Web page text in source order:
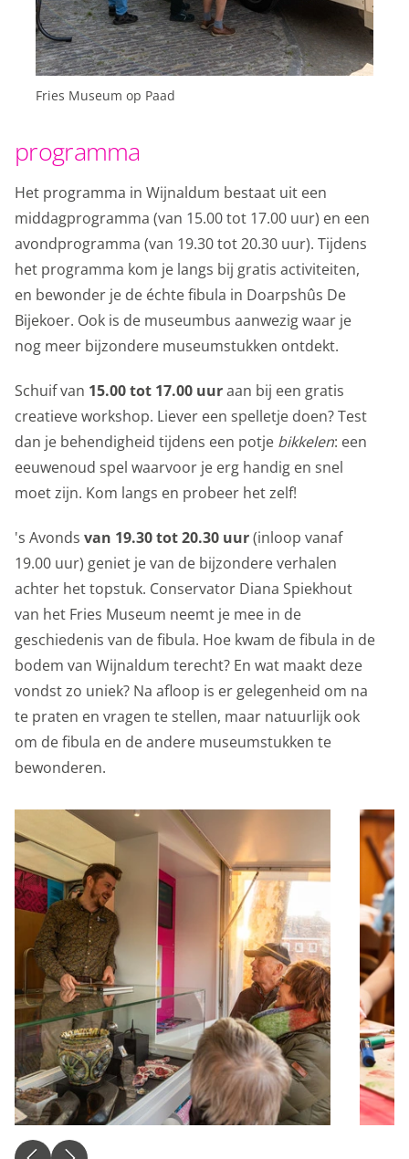
Fries Museum op Paad
programma
Het programma in Wijnaldum bestaat uit een
middagprogramma (van 15.00 tot 17.00 uur) en een
avondprogramma (van 19.30 tot 20.30 uur). Tijdens
het programma kom je langs bij gratis activiteiten,
en bewonder je de échte fibula in Doarpshûs De
Bijekoer. Ook is de museumbus aanwezig waar je
nog meer bijzondere museumstukken ontdekt.
Schuif van 15.00 tot 17.00 uuraan bij een gratis
creatieve workshop. Liever een spelletje doen? Test
dan je behendigheid tijdens een potje bikkelen: een
eeuwenoud spel waarvoor je erg handig en snel
moet zijn. Kom langs en probeer het zelf!
's Avonds van 19.30 tot 20.30 uur(inloop vanaf
19.00 uur) geniet je van de bijzondere verhalen
achter het topstuk. Conservator Diana Spiekhout
van het Fries Museum neemt je mee in de
geschiedenis van de fibula. Hoe kwam de fibula in de
bodem van Wijnaldum terecht? En wat maakt deze
vondst zo uniek? Na afloop is er gelegenheid om na
te praten en vragen te stellen, maar natuurlijk ook
om de fibula en de andere museumstukken te
bewonderen.
gerelateerd aan analyse, bijvoorbeeld bezoekduur.
Analytische cookies
Marketing cookies
sturen waar je ook écht op zit te wachten. Die
bekijkt of op jouw persoonlijke interesses. We maken
ook gebruik van cookies van YouTube, Facebook en
Instagram, zodat je filmpjes en informatie kunt delen
met je vrienden via social media. Maakt opslag mogelijk,
zoals cookies (web) of apparaatidentificatoren (apps),
gerelateerd aan reclame.
Personalisatie cookies
We gebruiken marketingcookies voor personalisatie,
waarmee we jou de meest relevante advertenties
kunnen tonen. Die aanbiedingen baseren we op wat je
We maken ook gebruik van cookies van YouTube,
Facebook en Instagram, zodat je filmpjes en informatie
kunt delen met je vrienden via social media. Stelt
toestemming in voor gepersonaliseerde advertenties.
Personalisatie cookies
Gedeelde klantinformatie
We delen jouw klantgegevens met derde partijen, om
beter inzicht te krijgen in het functioneren van de
website en onze marketingkanalen. Stelt toestemming
Google voor online advertentiedoeleinden.
Gedeelde klantinformatie
Opslaan Alles accepteren